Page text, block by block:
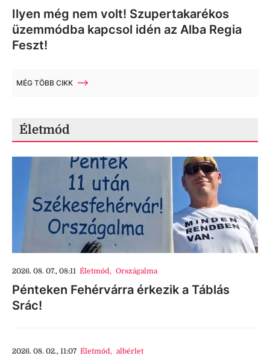
Ilyen még nem volt! Szupertakarékos
üzemmódba kapcsol idén az Alba Regia
Feszt!
MÉG TÖBB CIKK
Életmód
2026. 08. 07., 08:11 Életmód, Országalma
Pénteken Fehérvárra érkezik a Táblás
Srác!
2026. 08. 02., 11:07 Életmód, albérlet